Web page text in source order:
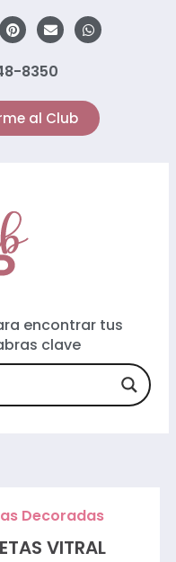
8350
al Club
encontrar tus
clave
Decoradas
VITRAL